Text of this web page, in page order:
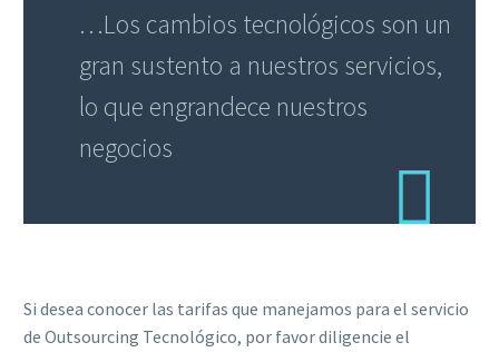
…Los cambios tecnológicos son un
gran sustento a nuestros servicios,
lo que engrandece nuestros
negocios
Si desea conocer las tarifas que manejamos para el servicio
de Outsourcing Tecnológico, por favor diligencie el